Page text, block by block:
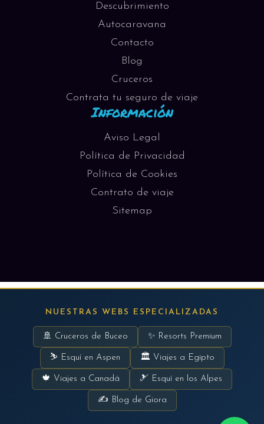
Descubrimiento
Autocaravana
Contacto
Blog
Cruceros
Contrata tu seguro de viaje
Información
Aviso Legal
Política de Privacidad
Política de Cookies
Contrato de viaje
Sitemap
NUESTRAS WEBS ESPECIALIZADAS
🚢 Cruceros de Buceo ✨ Resorts Premium
⛷ Esquí en Aspen 🏛 Viajes a Egipto
🍁 Viajes a Canadá 🎿 Esquí en los Alpes
✍ Blog de Giora